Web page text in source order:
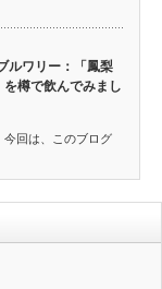
ルワリー：「鳳梨
樽で飲んでみまし
今回は、このブログ